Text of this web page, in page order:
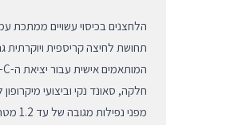
הלחצנים בכיסוי עשויים ממתכת
תחושת לחיצה קריספית ויוקרתית
חלקה, סאונד נקי וביצועי